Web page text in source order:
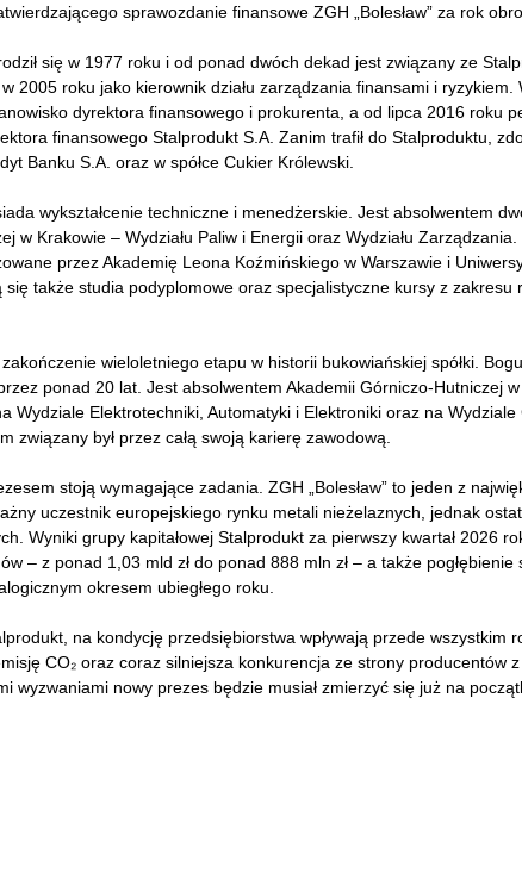
sprawozdanie finansowe ZGH „Bolesław” za rok
się w 1977 roku i od ponad dwóch dekad jest związany ze
2005 roku jako kierownik działu zarządzania finansami i ryzykiem.
dyrektora finansowego i prokurenta, a od lipca 2016 roku
finansowego Stalprodukt S.A. Zanim trafił do Stalproduktu,
Banku S.A. oraz w spółce Cukier Królewski.
wykształcenie techniczne i menedżerskie. Jest absolwentem
w Krakowie – Wydziału Paliw i Energii oraz Wydziału Zarządzania.
przez Akademię Leona Koźmińskiego w Warszawie i
się także studia podyplomowe oraz specjalistyczne kursy z zakresu
wieloletniego etapu w historii bukowiańskiej spółki.
przez ponad 20 lat. Jest absolwentem Akademii Górniczo-Hutniczej
Wydziale Elektrotechniki, Automatyki i Elektroniki oraz na
związany był przez całą swoją karierę zawodową.
stoją wymagające zadania. ZGH „Bolesław” to jeden z
uczestnik europejskiego rynku metali nieżelaznych, jednak
Wyniki grupy kapitałowej Stalprodukt za pierwszy kwartał 2026
– z ponad 1,03 mld zł do ponad 888 mln zł – a także pogłębienie
okresem ubiegłego roku.
na kondycję przedsiębiorstwa wpływają przede wszystkim
CO₂ oraz coraz silniejsza konkurencja ze strony producentów z
wyzwaniami nowy prezes będzie musiał zmierzyć się już na